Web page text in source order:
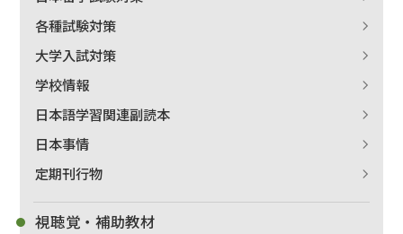
著者名で絞り込む
各種試験対策
大学入試対策
学校情報
日本語学習関連副読本
日本事情
定期刊行物
視聴覚・補助教材